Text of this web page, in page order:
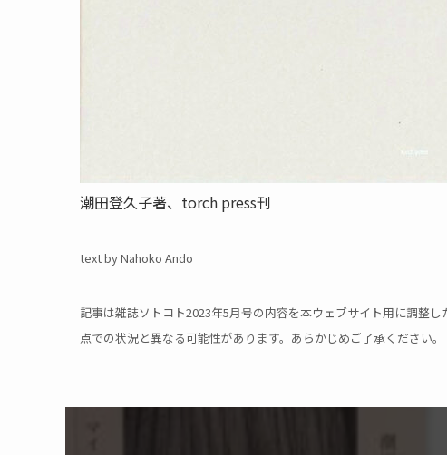
潮田登久子著、torch press刊
text by Nahoko Ando
記事は雑誌ソトコト2023年5月号の内容を本ウェブサイト用に調整
点での状況と異なる可能性があります。あらかじめご了承ください。